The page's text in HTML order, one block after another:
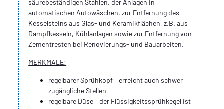
säurebeständigen Stahlen, der Anlagen in
automatischen Autowäschen, zur Entfernung des
Kesselsteins aus Glas- und Keramikflächen, z.B. aus
Dampfkesseln, Kühlanlagen sowie zur Entfernung von
Zementresten bei Renovierungs- und Bauarbeiten.
MERKMALE:
regelbarer Sprühkopf – erreicht auch schwer
zugängliche Stellen
regelbare Düse – der Flüssigkeitssprühkegel ist